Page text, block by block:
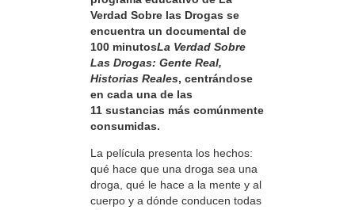
Verdad Sobre las Drogas se
encuentra un documental de
100 minutosLa Verdad Sobre
Las Drogas: Gente Real,
Historias Reales, centrándose
en cada una de las
11 sustancias más comúnmente
consumidas.
La película presenta los hechos:
qué hace que una droga sea una
droga, qué le hace a la mente y al
cuerpo y a dónde conducen todas